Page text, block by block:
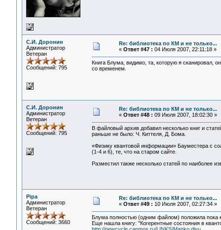
С.И. Доронин
Администратор
Ветеран
Сообщений: 795
Re: библиотека по КМ и не только...
« Ответ #47 : 04 Июля 2007, 22:11:18 »
Книга Блума, видимо, та, которую я сканировал,
со временем.
С.И. Доронин
Администратор
Ветеран
Сообщений: 795
Re: библиотека по КМ и не только...
« Ответ #48 : 09 Июля 2007, 18:02:30 »
В файловый архив добавил несколько книг и
раньше не было: Ч. Киттеля, Д. Бома.
«Физику квантовой информации» Бауместера с
(1-4 и 6), те, что на старом сайте.
Разместил также несколько статей по наиболее
Pipa
Администратор
Ветеран
Сообщений: 3660
Re: библиотека по КМ и не только...
« Ответ #49 : 10 Июля 2007, 02:27:34 »
Блума полностью (одним файлом) положила пока
Еще нашла книгу: "Когерентные состояния в